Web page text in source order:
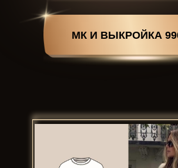
МК И ВЫКРОЙКА